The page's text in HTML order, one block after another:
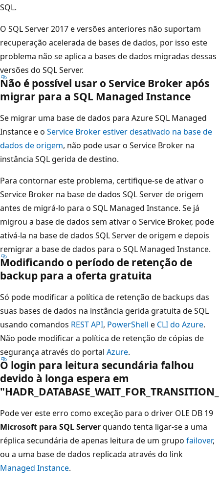
SQL.
O SQL Server 2017 e versões anteriores não suportam
recuperação acelerada de bases de dados, por isso este
problema não se aplica a bases de dados migradas dessas
versões do SQL Server.
Não é possível usar o Service Broker após
migrar para a SQL Managed Instance
Se migrar uma base de dados para Azure SQL Managed
Instance e o Service Broker estiver desativado na base de
dados de origem, não pode usar o Service Broker na
instância SQL gerida de destino.
Para contornar este problema, certifique-se de ativar o
Service Broker na base de dados SQL Server de origem
antes de migrá-lo para o SQL Managed Instance. Se já
migrou a base de dados sem ativar o Service Broker, pode
ativá-la na base de dados SQL Server de origem e depois
remigrar a base de dados para o SQL Managed Instance.
Modificando o período de retenção de
backup para a oferta gratuita
Só pode modificar a política de retenção de backups das
suas bases de dados na instância gerida gratuita de SQL
usando comandos REST API, PowerShell e CLI do Azure.
Não pode modificar a política de retenção de cópias de
segurança através do portal Azure.
O login para leitura secundária falhou
devido à longa espera em
Pode ver este erro como exceção para o driver OLE DB 19
Microsoft para SQL Serverquando tenta ligar-se a uma
réplica secundária de apenas leitura de um grupo failover,
ou a uma base de dados replicada através do link
Managed Instance.